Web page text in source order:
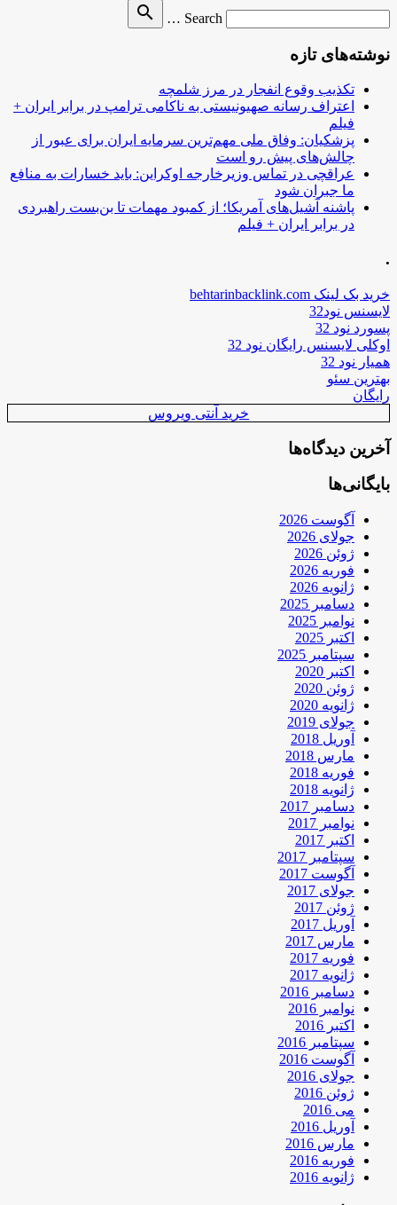
Search …
search
نوشته‌های تازه
تکذیب وقوع انفجار در مرز شلمچه
اعتراف رسانه صهیونیستی به ناکامی ترامپ در برابر ایران +
فیلم
پزشکیان: وفاق ملی مهم‌ترین سرمایه ایران برای عبور از
چالش‌های پیش رو است
عراقچی در تماس وزیرخارجه اوکراین: باید خسارات به منافع
ما جبران شود
پاشنه آشیل‌های آمریکا؛ از کمبود مهمات تا بن‌بست راهبردی
در برابر ایران + فیلم
.
خرید بک لینک behtarinbacklink.com
لایسنس نود32
پسورد نود 32
اوکلی لایسنس رایگان نود 32
همیار نود 32
بهترین سئو
رایگان
خرید آنتی ویروس
آخرین دیدگاه‌ها
بایگانی‌ها
آگوست 2026
جولای 2026
ژوئن 2026
فوریه 2026
ژانویه 2026
دسامبر 2025
نوامبر 2025
اکتبر 2025
سپتامبر 2025
اکتبر 2020
ژوئن 2020
ژانویه 2020
جولای 2019
آوریل 2018
مارس 2018
فوریه 2018
ژانویه 2018
دسامبر 2017
نوامبر 2017
اکتبر 2017
سپتامبر 2017
آگوست 2017
جولای 2017
ژوئن 2017
آوریل 2017
مارس 2017
فوریه 2017
ژانویه 2017
دسامبر 2016
نوامبر 2016
اکتبر 2016
سپتامبر 2016
آگوست 2016
جولای 2016
ژوئن 2016
می 2016
آوریل 2016
مارس 2016
فوریه 2016
ژانویه 2016